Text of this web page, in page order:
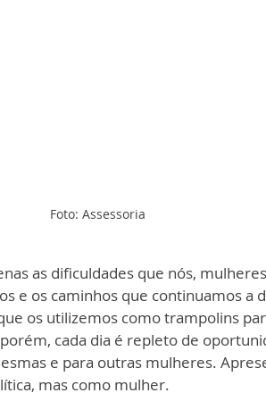
Foto: Assessoria
as dificuldades que nós,
e os caminhos que continuamos a
os utilizemos como trampolins
cada dia é repleto de
e para outras mulheres.
mas como mulher.